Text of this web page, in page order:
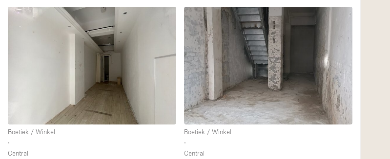
Dakterras
Elektriciteit
Grote entree
Industrieel
Kantoorbenodigdheden
Kledingrek
Boetiek / Winkel
∙
Central
Boetiek / Winkel
∙
Central